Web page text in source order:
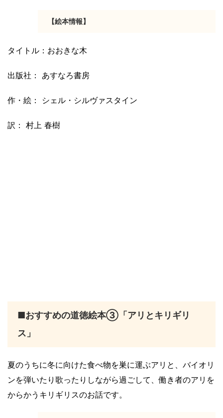
【絵本情報】
タイトル：おおきな木
出版社： あすなろ書房
作・絵： シェル・シルヴァスタイン
訳： 村上 春樹
■おすすめの道徳絵本③「アリとキリギリ
ス」
夏のうちに冬に向けた食べ物を巣に運ぶアリと、バイオリ
ンを弾いたり歌ったりしながら過ごして、働き者のアリを
からかうキリギリスのお話です。